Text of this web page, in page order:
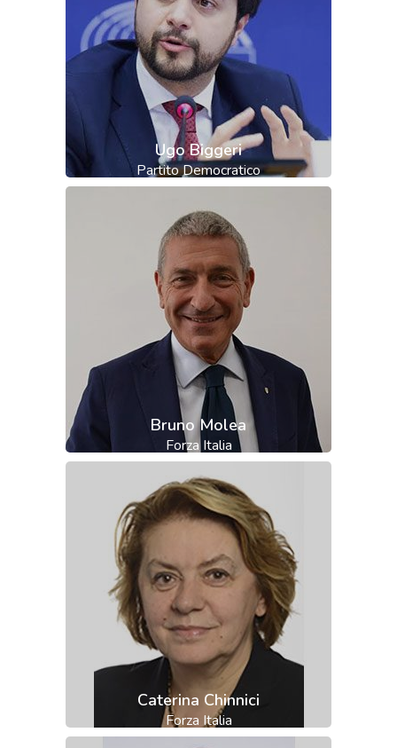
Ugo Biggeri
Partito Democratico
Bruno Molea
Forza Italia
Caterina Chinnici
Forza Italia